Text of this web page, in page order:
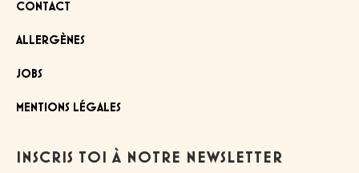
CONTACT
ALLERGÈNES
JOBS
MENTIONS LÉGALES
INSCRIS TOI À NOTRE NEWSLETTER